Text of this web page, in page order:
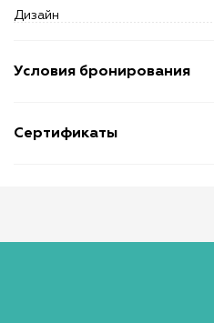
Условия бронирования
Сертификаты
Дизайн